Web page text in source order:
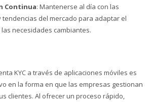
Continua: Mantenerse al día con las
tendencias del mercado para adaptar el
las necesidades cambiantes.
KYC a través de aplicaciones móviles es
en la forma en que las empresas gestionan
clientes. Al ofrecer un proceso rápido,